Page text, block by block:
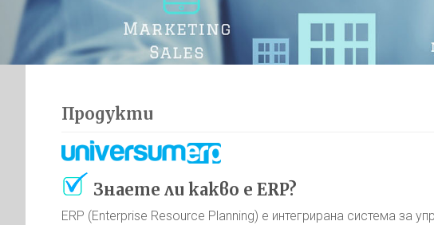
Продукти
Знаете ли какво е ERP?
ERP (Enterprise Resource Planning) е интегрирана система за